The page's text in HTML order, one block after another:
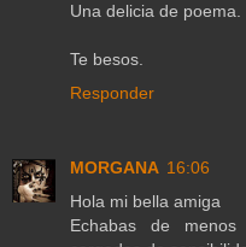
Una delicia de poema.
Te besos.
Responder
MORGANA 16:06
Hola mi bella amiga
Echabas de